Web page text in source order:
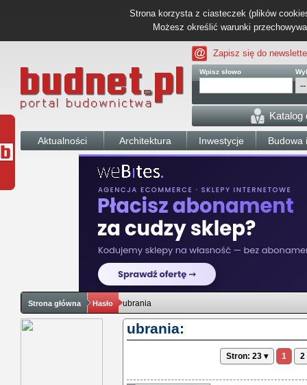
Strona korzysta z ciasteczek (plików
Możesz określić warunki
Zapisz się do
Wpisz słowo
Katalog
Aktualności Architektura Inwestycje Budowa
Strona główna Hasło ubrania
ubrania:
Stron: 23 ▾ 1 2